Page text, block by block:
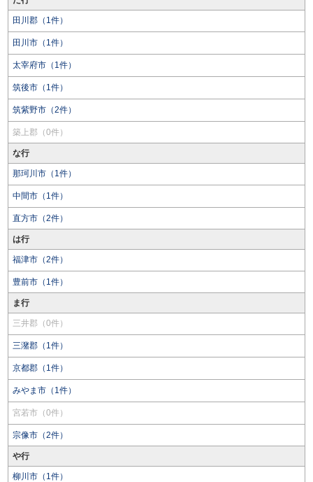
田川郡（1件）
田川市（1件）
太宰府市（1件）
筑後市（1件）
筑紫野市（2件）
築上郡（0件）
な行
那珂川市（1件）
中間市（1件）
直方市（2件）
は行
福津市（2件）
豊前市（1件）
ま行
三井郡（0件）
三潴郡（1件）
京都郡（1件）
みやま市（1件）
宮若市（0件）
宗像市（2件）
や行
柳川市（1件）